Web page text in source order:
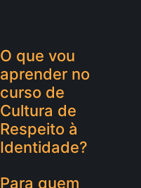
O que vou
aprender no
curso de
Cultura de
Respeito à
Identidade?
Para quem